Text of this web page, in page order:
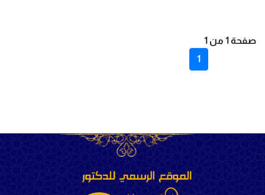
صفحة 1 من 1
1